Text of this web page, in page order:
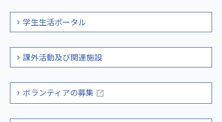
学生生活ポータル
課外活動及び関連施設
ボランティアの募集